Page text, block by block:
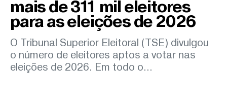
mais de 311 mil eleitores
para as eleições de 2026
O Tribunal Superior Eleitoral (TSE) divulgou
o número de eleitores aptos a votar nas
eleições de 2026. Em todo o...